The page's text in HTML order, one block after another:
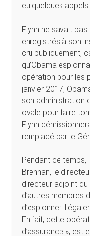
eu quelques
Flynn ne savait
enregistrés à son
cru publiquement,
qu’Obama
opération pour les
janvier 2017,
son administration
ovale pour faire
Flynn
remplacé par le
Pendant ce temps,
Brennan, le
directeur adjoint du
d’autres membres
d’espionner
En fait, cette
d’assurance », est